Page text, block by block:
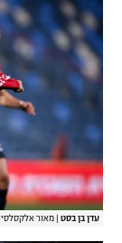
עדן בן בסט מאור אלקסלסי